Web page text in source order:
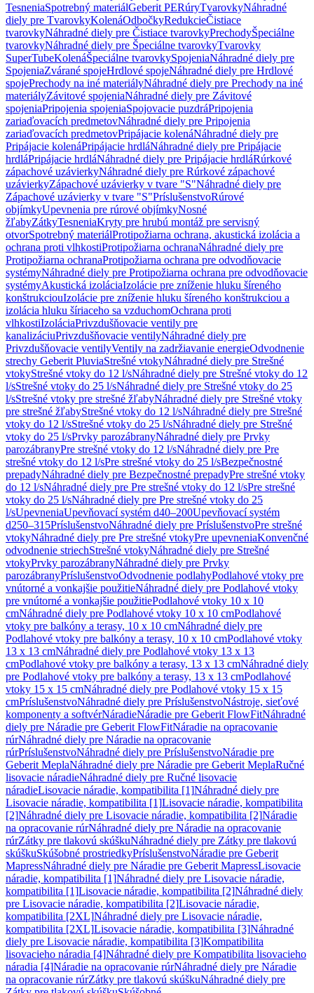
TesneniaSpotrebný materiálGeberit PERúryTvarovkyNáhradné
diely pre TvarovkyKolenáOdbočkyRedukcieČistiace
tvarovkyNáhradné diely pre Čistiace tvarovkyPrechodyŠpeciálne
tvarovkyNáhradné diely pre Špeciálne tvarovkyTvarovky
SuperTubeKolenáŠpeciálne tvarovkySpojeniaNáhradné diely pre
SpojeniaZvárané spojeHrdlové spojeNáhradné diely pre Hrdlové
spojePrechody na iné materiályNáhradné diely pre Prechody na iné
materiályZávitové spojeniaNáhradné diely pre Závitové
spojeniaPripojenia spojeniaSpojovacie puzdráPripojenia
zariaďovacích predmetovNáhradné diely pre Pripojenia
zariaďovacích predmetovPripájacie kolenáNáhradné diely pre
Pripájacie kolenáPripájacie hrdláNáhradné diely pre Pripájacie
hrdláPripájacie hrdláNáhradné diely pre Pripájacie hrdláRúrkové
zápachové uzávierkyNáhradné diely pre Rúrkové zápachové
uzávierkyZápachové uzávierky v tvare "S"Náhradné diely pre
Zápachové uzávierky v tvare "S"PríslušenstvoRúrové
objímkyUpevnenia pre rúrové objímkyNosné
žľabyZátkyTesneniaKryty pre hrubú montáž pre servisný
otvorSpotrebný materiálProtipožiarna ochrana, akustická izolácia a
ochrana proti vlhkostiProtipožiarna ochranaNáhradné diely pre
Protipožiarna ochranaProtipožiarna ochrana pre odvodňovacie
systémyNáhradné diely pre Protipožiarna ochrana pre odvodňovacie
systémyAkustická izoláciaIzolácie pre zníženie hluku šíreného
konštrukciouIzolácie pre zníženie hluku šíreného konštrukciou a
izolácia hluku šíriaceho sa vzduchomOchrana proti
vlhkostiIzoláciaPrivzdušňovacie ventily pre
kanalizáciuPrivzdušňovacie ventilyNáhradné diely pre
Privzdušňovacie ventilyVentily na zadržiavanie energieOdvodnenie
strechy Geberit PluviaStrešné vtokyNáhradné diely pre Strešné
vtokyStrešné vtoky do 12 l/sNáhradné diely pre Strešné vtoky do 12
l/sStrešné vtoky do 25 l/sNáhradné diely pre Strešné vtoky do 25
l/sStrešné vtoky pre strešné žľabyNáhradné diely pre Strešné vtoky
pre strešné žľabyStrešné vtoky do 12 l/sNáhradné diely pre Strešné
vtoky do 12 l/sStrešné vtoky do 25 l/sNáhradné diely pre Strešné
vtoky do 25 l/sPrvky parozábranyNáhradné diely pre Prvky
parozábranyPre strešné vtoky do 12 l/sNáhradné diely pre Pre
strešné vtoky do 12 l/sPre strešné vtoky do 25 l/sBezpečnostné
prepadyNáhradné diely pre Bezpečnostné prepadyPre strešné vtoky
do 12 l/sNáhradné diely pre Pre strešné vtoky do 12 l/sPre strešné
vtoky do 25 l/sNáhradné diely pre Pre strešné vtoky do 25
l/sUpevneniaUpevňovací systém d40–200Upevňovací systém
d250–315PríslušenstvoNáhradné diely pre PríslušenstvoPre strešné
vtokyNáhradné diely pre Pre strešné vtokyPre upevneniaKonvenčné
odvodnenie striechStrešné vtokyNáhradné diely pre Strešné
vtokyPrvky parozábranyNáhradné diely pre Prvky
parozábranyPríslušenstvoOdvodnenie podlahyPodlahové vtoky pre
vnútorné a vonkajšie použitieNáhradné diely pre Podlahové vtoky
pre vnútorné a vonkajšie použitiePodlahové vtoky 10 x 10
cmNáhradné diely pre Podlahové vtoky 10 x 10 cmPodlahové
vtoky pre balkóny a terasy, 10 x 10 cmNáhradné diely pre
Podlahové vtoky pre balkóny a terasy, 10 x 10 cmPodlahové vtoky
13 x 13 cmNáhradné diely pre Podlahové vtoky 13 x 13
cmPodlahové vtoky pre balkóny a terasy, 13 x 13 cmNáhradné diely
pre Podlahové vtoky pre balkóny a terasy, 13 x 13 cmPodlahové
vtoky 15 x 15 cmNáhradné diely pre Podlahové vtoky 15 x 15
cmPríslušenstvoNáhradné diely pre PríslušenstvoNástroje, sieťové
komponenty a softvérNáradieNáradie pre Geberit FlowFitNáhradné
diely pre Náradie pre Geberit FlowFitNáradie na opracovanie
rúrNáhradné diely pre Náradie na opracovanie
rúrPríslušenstvoNáhradné diely pre PríslušenstvoNáradie pre
Geberit MeplaNáhradné diely pre Náradie pre Geberit MeplaRučné
lisovacie náradieNáhradné diely pre Ručné lisovacie
náradieLisovacie náradie, kompatibilita [1]Náhradné diely pre
Lisovacie náradie, kompatibilita [1]Lisovacie náradie, kompatibilita
[2]Náhradné diely pre Lisovacie náradie, kompatibilita [2]Náradie
na opracovanie rúrNáhradné diely pre Náradie na opracovanie
rúrZátky pre tlakovú skúškuNáhradné diely pre Zátky pre tlakovú
skúškuSkúšobné prostriedkyPríslušenstvoNáradie pre Geberit
MapressNáhradné diely pre Náradie pre Geberit MapressLisovacie
náradie, kompatibilita [1]Náhradné diely pre Lisovacie náradie,
kompatibilita [1]Lisovacie náradie, kompatibilita [2]Náhradné diely
pre Lisovacie náradie, kompatibilita [2]Lisovacie náradie,
kompatibilita [2XL]Náhradné diely pre Lisovacie náradie,
kompatibilita [2XL]Lisovacie náradie, kompatibilita [3]Náhradné
diely pre Lisovacie náradie, kompatibilita [3]Kompatibilita
lisovacieho náradia [4]Náhradné diely pre Kompatibilita lisovacieho
náradia [4]Náradie na opracovanie rúrNáhradné diely pre Náradie
na opracovanie rúrZátky pre tlakovú skúškuNáhradné diely pre